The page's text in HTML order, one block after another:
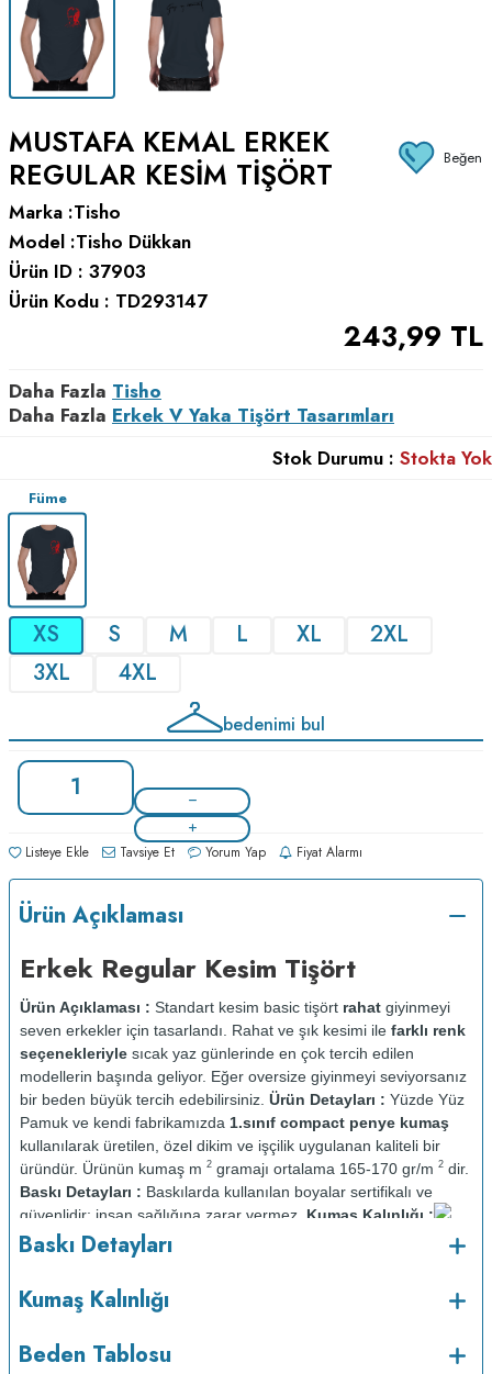
MUSTAFA KEMAL ERKEK
REGULAR KESIM TIŞÖRT
Beğen
Marka :Tisho
Model :Tisho Dükkan
Ürün ID : 37903
Ürün Kodu : TD293147
243,99 TL
Daha Fazla Tisho
Daha Fazla Erkek V Yaka Tişört Tasarımları
Stok Durumu : Stokta Yok
Füme
XS S M L XL
2XL
3XL
4XL
bedenimi bul
Listeye Ekle Tavsiye Et Yorum Yap Fiyat Alarmı
Ürün Açıklaması
Erkek Regular Kesim Tişört
Ürün Açıklaması : Standart kesim basic tişört rahat giyinmeyi
seven erkekler için tasarlandı. Rahat ve şık kesimi ile farklı renk
seçenekleriyle sıcak yaz günlerinde en çok tercih edilen
modellerin başında geliyor. Eğer oversize giyinmeyi seviyorsanız
bir beden büyük tercih edebilirsiniz. Ürün Detayları : Yüzde Yüz
Pamuk ve kendi fabrikamızda 1.sınıf compact penye kumaş
kullanılarak üretilen, özel dikim ve işçilik uygulanan kaliteli bir
üründür. Ürünün kumaş m 2 gramajı ortalama 165-170 gr/m 2 dir.
Baskı Detayları : Baskılarda kullanılan boyalar sertifikalı ve
güvenlidir; insan sağlığına zarar vermez. Kumaş Kalınlığı :
Bakım : Kısa programda maksimum 30
C sıcaklıkta ve tersten
Kuru temizleme yapılmaz.
Baskı Detayları
Kumaş Kalınlığı
Beden Tablosu